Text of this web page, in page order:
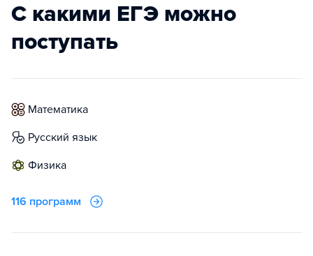
С какими ЕГЭ можно
поступать
математика
русский язык
физика
116 программ